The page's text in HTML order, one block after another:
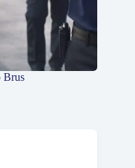
Brus